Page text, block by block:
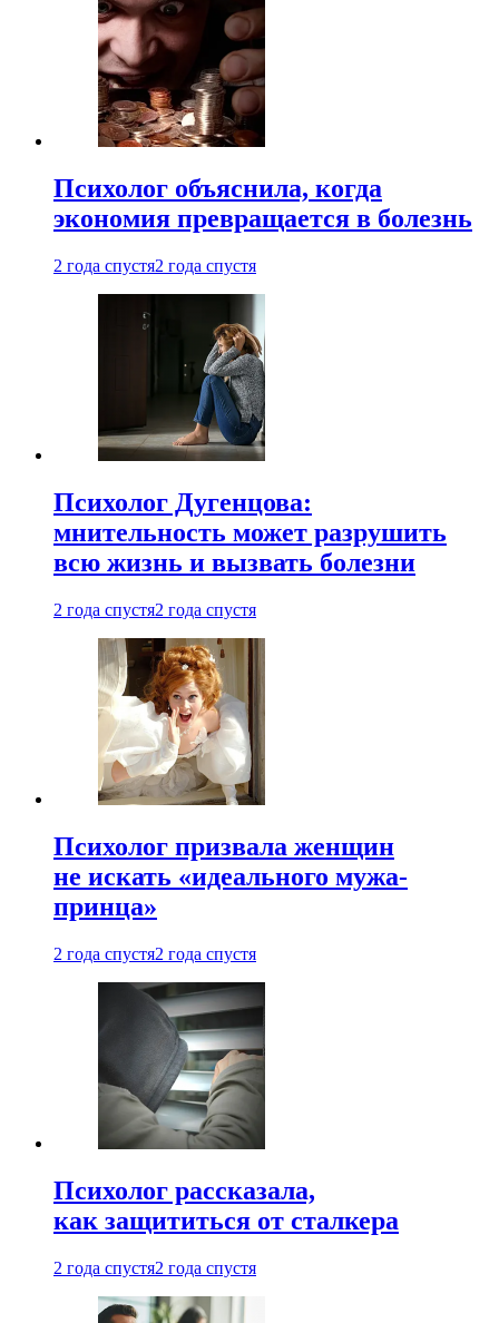
Психолог объяснила, когда
экономия превращается в болезнь
2 года спустя2 года спустя
Психолог Дугенцова:
мнительность может разрушить
всю жизнь и вызвать болезни
2 года спустя2 года спустя
Психолог призвала женщин
не искать «идеального мужа-
принца»
2 года спустя2 года спустя
Психолог рассказала,
как защититься от сталкера
2 года спустя2 года спустя